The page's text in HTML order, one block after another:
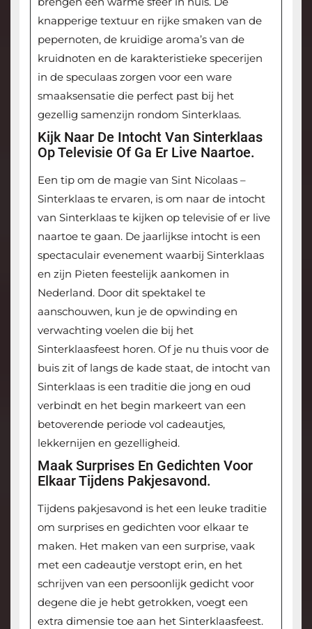
knapperige textuur en rijke smaken van de
pepernoten, de kruidige aroma’s van de
kruidnoten en de karakteristieke specerijen
in de speculaas zorgen voor een ware
smaaksensatie die perfect past bij het
gezellig samenzijn rondom Sinterklaas.
Kijk Naar De Intocht Van Sinterklaas
Op Televisie Of Ga Er Live Naartoe.
Een tip om de magie van Sint Nicolaas –
Sinterklaas te ervaren, is om naar de intocht
van Sinterklaas te kijken op televisie of er live
naartoe te gaan. De jaarlijkse intocht is een
spectaculair evenement waarbij Sinterklaas
en zijn Pieten feestelijk aankomen in
Nederland. Door dit spektakel te
aanschouwen, kun je de opwinding en
verwachting voelen die bij het
Sinterklaasfeest horen. Of je nu thuis voor de
buis zit of langs de kade staat, de intocht van
Sinterklaas is een traditie die jong en oud
verbindt en het begin markeert van een
betoverende periode vol cadeautjes,
lekkernijen en gezelligheid.
Maak Surprises En Gedichten Voor
Elkaar Tijdens Pakjesavond.
Tijdens pakjesavond is het een leuke traditie
om surprises en gedichten voor elkaar te
maken. Het maken van een surprise, vaak
met een cadeautje verstopt erin, en het
schrijven van een persoonlijk gedicht voor
degene die je hebt getrokken, voegt een
extra dimensie toe aan het Sinterklaasfeest.